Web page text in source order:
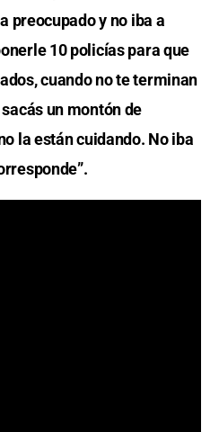
preocupado y no iba a
10 policías para que
cuando no te terminan
un montón de
la están cuidando. No iba